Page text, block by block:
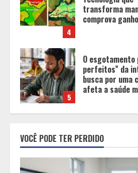
4
transforma
comprova
5
O
perfeitos” da
busca por uma
afeta a saúde
transmissor de
designer de
aprendizagem
VOCÊ PODE TER PERDIDO